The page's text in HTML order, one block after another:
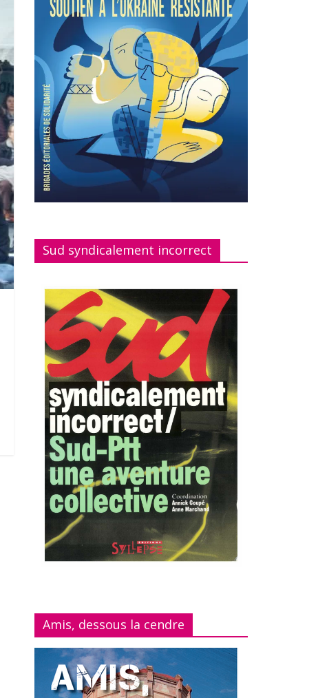
Sud syndicalement incorrect
Amis, dessous la cendre